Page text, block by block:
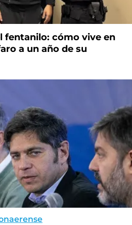
fentanilo: cómo vive en
a un año de su